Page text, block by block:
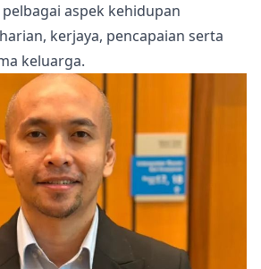
aspek kehidupan
kerjaya, pencapaian serta
keluarga.